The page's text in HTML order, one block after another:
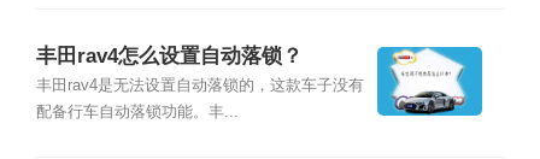
丰田rav4怎么设置自动落锁？
丰田rav4是无法设置自动落锁的，这款车子没有
配备行车自动落锁功能。丰...